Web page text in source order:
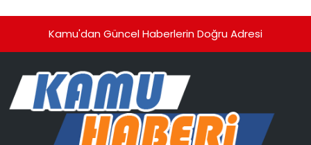
Kamu'dan Güncel Haberlerin Doğru Adresi